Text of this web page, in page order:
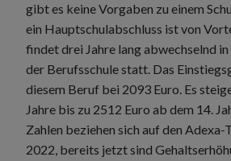
gibt es keine Vorgaben zu einem
ein Hauptschulabschluss ist von
findet drei Jahre lang abwechselnd
der Berufsschule statt. Das
diesem Beruf bei 2093 Euro. Es
Jahre bis zu 2512 Euro ab dem 14.
Zahlen beziehen sich auf den
2022, bereits jetzt sind